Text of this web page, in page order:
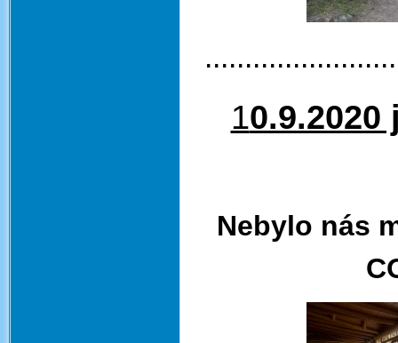
1
Nebylo nás